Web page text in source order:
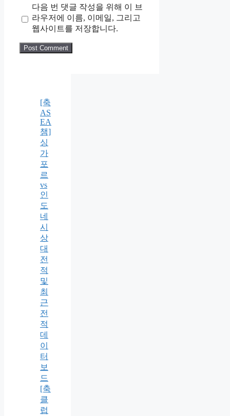
다음 번 댓글 작성을 위해 이 브
라우저에 이름, 이메일, 그리고
웹사이트를 저장합니다.
[축
AS
EA
챔]
싱
가
포
르
vs
인
도
네
시
상
대
전
적
및
최
근
전
적
데
이
터
보
드
[축
클
럽